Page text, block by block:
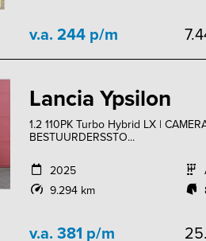
v.a. 244 p/m
Lancia Ypsilon
1.2 110PK Turbo Hybrid LX |
BESTUURDERSSTO...
2025
9.294 km
v.a. 381 p/m